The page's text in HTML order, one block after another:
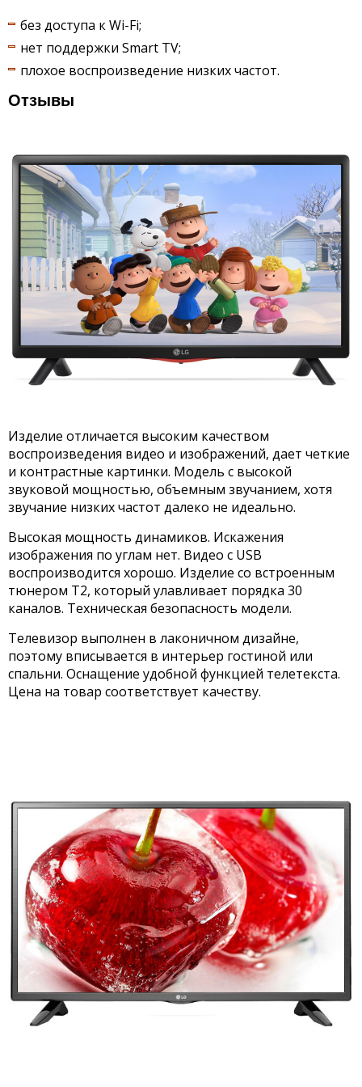
без доступа к Wi-Fi;
нет поддержки Smart TV;
плохое воспроизведение низких частот.
Отзывы
Изделие отличается высоким качеством
воспроизведения видео и изображений, дает четкие
и контрастные картинки. Модель с высокой
звуковой мощностью, объемным звучанием, хотя
звучание низких частот далеко не идеально.
Высокая мощность динамиков. Искажения
изображения по углам нет. Видео с USB
воспроизводится хорошо. Изделие со встроенным
тюнером Т2, который улавливает порядка 30
каналов. Техническая безопасность модели.
Телевизор выполнен в лаконичном дизайне,
поэтому вписывается в интерьер гостиной или
спальни. Оснащение удобной функцией телетекста.
Цена на товар соответствует качеству.